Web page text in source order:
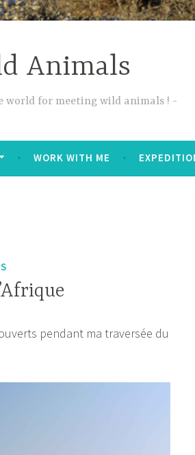
Animals
world for meeting wild animals !
WORK WITH ME
pendant ma traversée du